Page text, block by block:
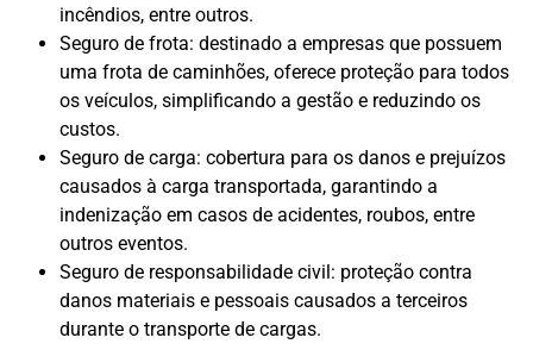
incêndios, entre outros.
Seguro de frota: destinado a empresas que possuem
uma frota de caminhões, oferece proteção para todos
os veículos, simplificando a gestão e reduzindo os
custos.
Seguro de carga: cobertura para os danos e prejuízos
causados à carga transportada, garantindo a
indenização em casos de acidentes, roubos, entre
outros eventos.
Seguro de responsabilidade civil: proteção contra
danos materiais e pessoais causados a terceiros
durante o transporte de cargas.